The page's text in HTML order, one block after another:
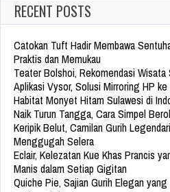
RECENT POSTS
Catokan Tuft Hadir Membawa
Praktis dan Memukau
Teater Bolshoi, Rekomendasi
Aplikasi Vysor, Solusi Mirroring HP
Habitat Monyet Hitam Sulawesi di
Naik Turun Tangga, Cara Simpel
Keripik Belut, Camilan Gurih
Menggugah Selera
Eclair, Kelezatan Kue Khas Prancis
Manis dalam Setiap Gigitan
Quiche Pie, Sajian Gurih Elegan